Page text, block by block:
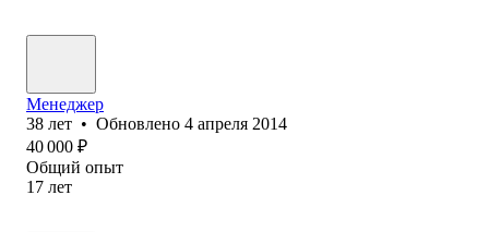
Менеджер
38 лет • Обновлено 4 апреля 2014
40 000 ₽
Общий опыт
17 лет